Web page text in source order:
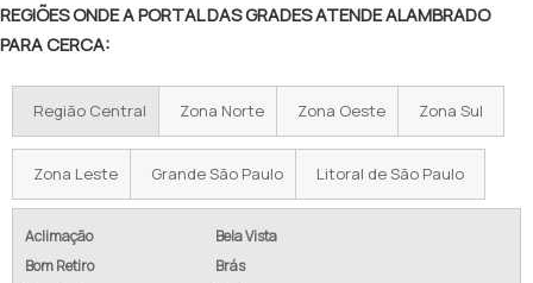
ALAMBRADO PREÇO M2
TELA GALVANIZADA PREÇO POR METRO
ALAMBRADO PREÇO M2 INSTALADO
ALAMBRADO COM CONCERTINA
REGIÕES ONDE A PORTAL DAS GRADES ATENDE ALAMBRADO
PARA CERCA:
Região Central Zona Norte Zona Oeste Zona Sul
Zona Leste Grande São Paulo Litoral de São Paulo
Aclimação
Bela Vista
Bom Retiro
Brás